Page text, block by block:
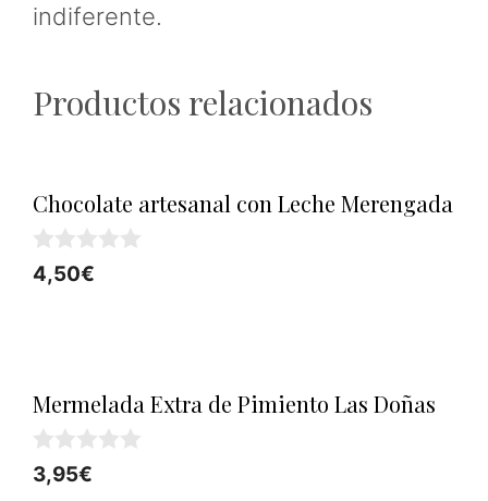
indiferente.
Productos relacionados
Chocolate artesanal con Leche Merengada
0
d
4,50€
Mermelada Extra de Pimiento Las Doñas
0
d
3,95€